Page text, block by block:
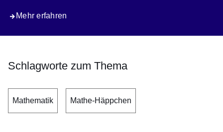
Mehr erfahren
Schlagworte zum Thema
Mathematik Mathe-Häppchen